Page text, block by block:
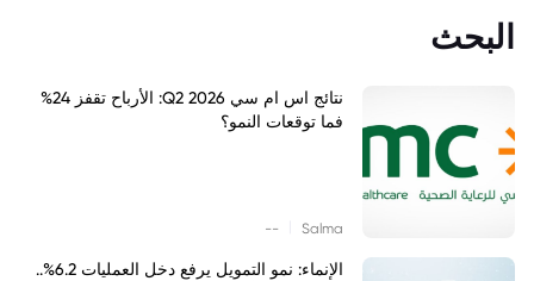
البحث
نتائج اس ام سي Q2 2026: الأرباح تقفز 24%
فما توقعات النمو؟
Salma
--
الإنماء: نمو التمويل يرفع دخل العمليات 6.2%..